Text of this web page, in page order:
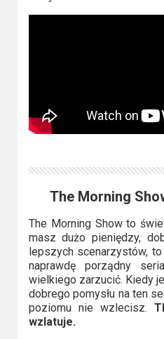
The Morning
The Morning Show to
masz dużo pieniędzy,
lepszych scenarzystów,
naprawdę porządny
wielkiego zarzucić. Kiedy
dobrego pomysłu na ten
poziomu nie wzlecisz.
wzlatuje.